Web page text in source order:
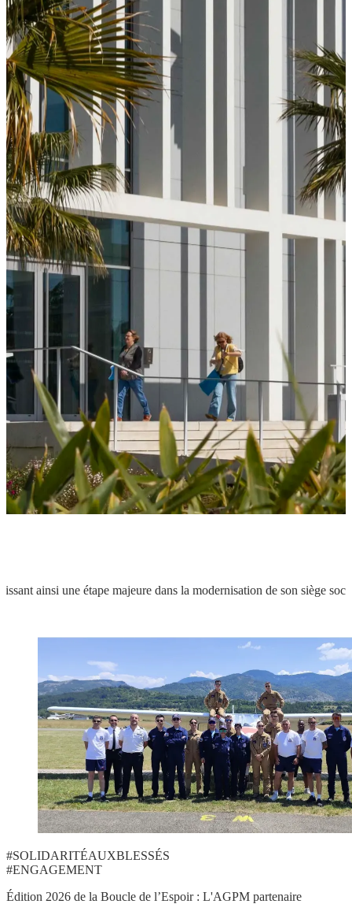
ainsi une étape majeure dans la modernisation de son siège
#SOLIDARITÉAUXBLESSÉS
#ENGAGEMENT
Édition 2026 de la Boucle de l’Espoir : L'AGPM partenaire